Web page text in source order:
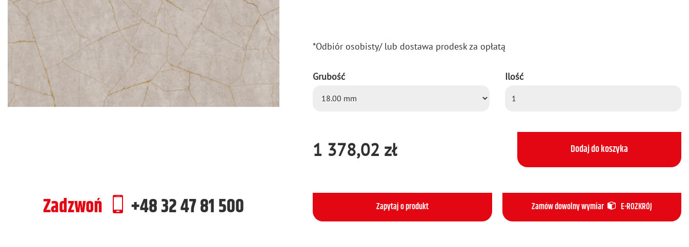
*Od­biór oso­bi­sty/ lub do­sta­wa pro­desk za opła­tą
Grubość Ilość
1 378,02 zł Dodaj do koszyka
Zadzwoń +48 32 47 81 500 Zapytaj o produkt Zamów dowolny wymiar E-ROZKRÓJ